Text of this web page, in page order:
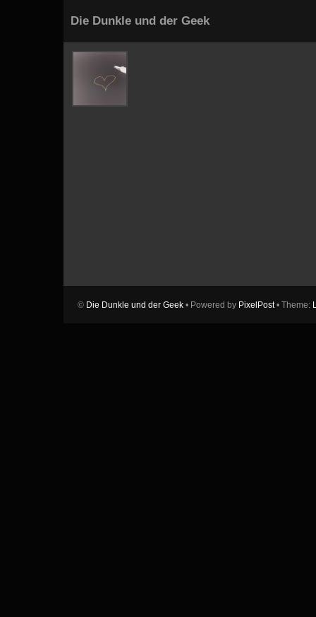
Die Dunkle und der Geek
© Die Dunkle und der Geek • Powered by PixelPost• Theme: